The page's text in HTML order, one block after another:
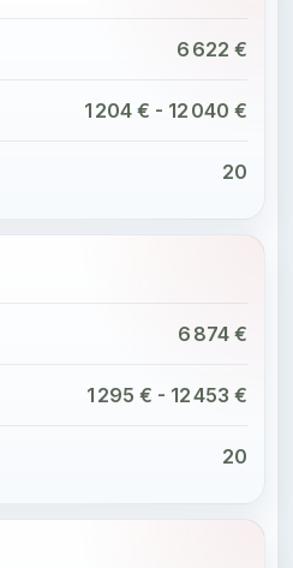
6 622 €
1 204 € - 12 040 €
20
6 874 €
1 295 € - 12 453 €
20